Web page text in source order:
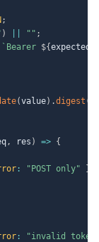
;
) "" ;
` Bearer ${expected
(value) .digest (
, res ) => {
: "POST only" }
:
"invalid